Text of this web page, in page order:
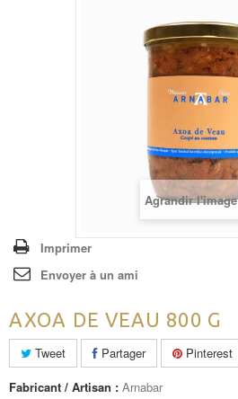
Agrandir l'image
Imprimer
Envoyer à un ami
AXOA DE VEAU 800 G
Tweet Partager
Pinterest
Fabricant / Artisan : Arnabar